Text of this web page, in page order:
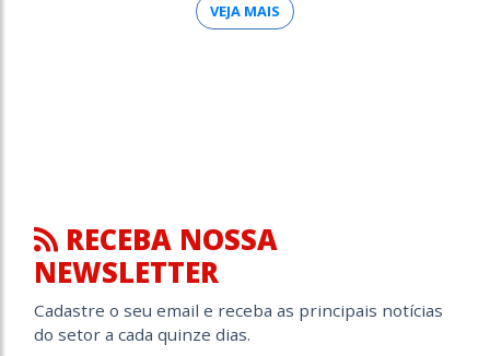
VEJA MAIS
RECEBA NOSSA
NEWSLETTER
Cadastre o seu email e receba as principais notícias
do setor a cada quinze dias.